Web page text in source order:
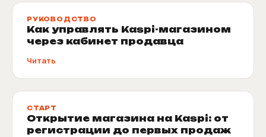
РУКОВОДСТВО
Как управлять Kaspi-магазином
через кабинет продавца
Читать
СТАРТ
Открытие магазина на Kaspi: от
регистрации до первых продаж